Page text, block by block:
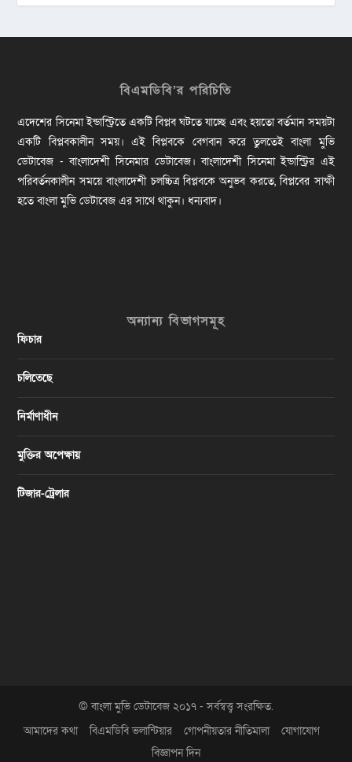
বিএমডিবি’র পরিচিতি
এদেশের সিনেমা ইন্ডাস্ট্রিতে একটি বিপ্লব ঘটতে যাচ্ছে এবং হয়তো বর্তমান সময়টা
একটি বিপ্লবকালীন সময়। এই বিপ্লবকে বেগবান করে তুলতেই বাংলা মুভি
ডেটাবেজ - বাংলাদেশী সিনেমার ডেটাবেজ। বাংলাদেশী সিনেমা ইন্ডাস্ট্রির এই
পরিবর্তনকালীন সময়ে বাংলাদেশী চলচ্চিত্র বিপ্লবকে অনুভব করতে, বিপ্লবের সাক্ষী
হতে বাংলা মুভি ডেটাবেজ এর সাথে থাকুন। ধন্যবাদ।
অন্যান্য বিভাগসমূহ
ফিচার
চলিতেছে
নির্মাণাধীন
মুক্তির অপেক্ষায়
টিজার-ট্রেলার
© বাংলা মুভি ডেটাবেজ ২০১৭ - সর্বস্বত্ত্ব সংরক্ষিত.
আমাদের কথা
বিএমডিবি ভলান্টিয়ার গোপনীয়তার নীতিমালা
যোগাযোগ
বিজ্ঞাপন দিন